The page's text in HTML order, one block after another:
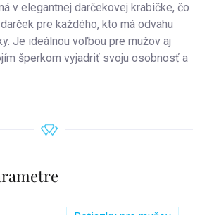
v elegantnej darčekovej krabičke, čo
pre každého, kto má odvahu
Je ideálnou voľbou pre mužov aj
šperkom vyjadriť svoju osobnosť a